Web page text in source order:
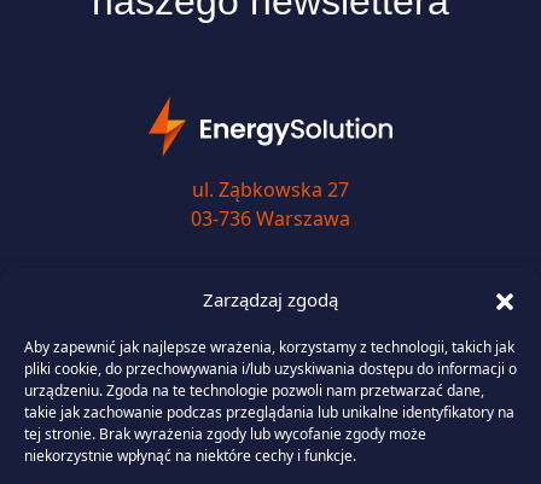
Zarządzaj zgodą
Aby zapewnić jak najlepsze wrażenia, korzystamy z technologii, takich jak
pliki cookie, do przechowywania i/lub uzyskiwania dostępu do informacji o
urządzeniu. Zgoda na te technologie pozwoli nam przetwarzać dane,
takie jak zachowanie podczas przeglądania lub unikalne identyfikatory na
tej stronie. Brak wyrażenia zgody lub wycofanie zgody może
niekorzystnie wpłynąć na niektóre cechy i funkcje.
ul. Ząbkowska 27
03-736 Warszawa
biuro@energysolution.pl
Usługi